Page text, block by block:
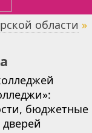
области »
бюджетные